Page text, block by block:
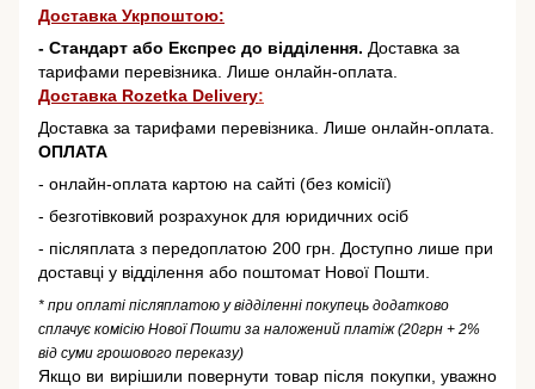
Доставка Укрпоштою:
- Стандарт або Експрес до відділення. Доставка за
тарифами перевізника. Лише онлайн-оплата.
Доставка Rozetka Delivery:
Доставка за тарифами перевізника. Лише онлайн-оплата.
ОПЛАТА
- онлайн-оплата картою на сайті (без комісії)
- безготівковий розрахунок для юридичних осіб
- післяплата з передоплатою 200 грн. Доступно лише при
доставці у відділення або поштомат Нової Пошти.
* при оплаті післяплатою у відділенні покупець додатково
сплачує комісію Нової Пошти за наложений платіж (20грн + 2%
від суми грошового переказу)
Якщо ви вирішили повернути товар після покупки, уважно